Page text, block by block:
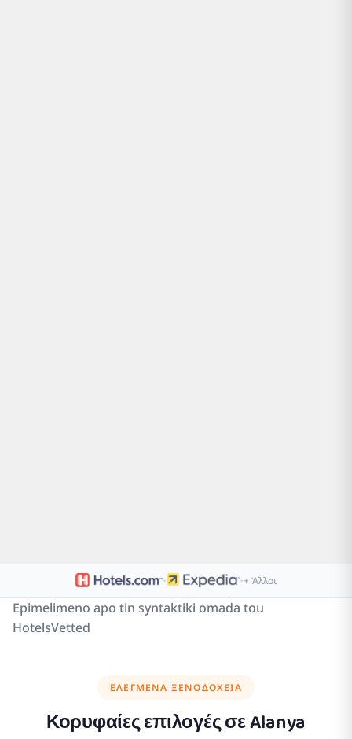
· ·+ Άλλοι
Epimelimeno apo tin syntaktiki omada tou
HotelsVetted
ΕΛΕΓΜΈΝΑ ΞΕΝΟΔΟΧΕΊΑ
Κορυφαίες επιλογές σεAlanya